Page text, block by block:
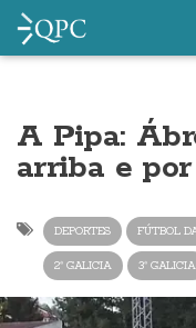
A Pipa:
arriba e
DEPORTES FÚTBOL
2ª GALICIA 3ª GALICIA